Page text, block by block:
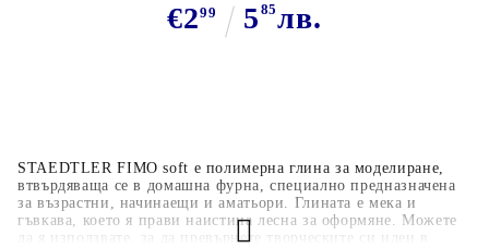
€299 5 85лв.
STAEDTLER FIMO soft е полимерна глина за моделиране,
втвърдяваща се в домашна фурна, специално предназначена
за възрастни, начинаещи и аматьори. Глината е мека и
гъвкава, което я прави наистина лесна за оформяне. Можете
да я използвате, за да превърнете творческите си идеи в